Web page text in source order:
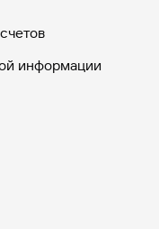
информации